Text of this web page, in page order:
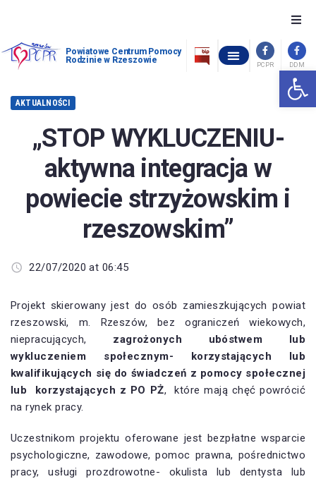
O nas
Chcę pomóc
Piecza zastępcza
Dofinansowania
Pomoc społeczna
Powiatowe Centrum Pomocy
Rodzinie w Rzeszowie
PCPR DDM
AKTUALNOŚCI
„STOP WYKLUCZENIU-
aktywna integracja w
powiecie strzyżowskim i
rzeszowskim”
22/07/2020 at 06:45
Projekt skierowany jest do osób zamieszkujących powiat
rzeszowski, m. Rzeszów, bez ograniczeń wiekowych,
niepracujących, zagrożonych ubóstwem lub
wykluczeniem społecznym- korzystających lub
kwalifikujących się do świadczeń z pomocy społecznej
lub korzystających z PO PŻ, które mają chęć powrócić
na rynek pracy.
Uczestnikom projektu oferowane jest bezpłatne wsparcie
psychologiczne, zawodowe, pomoc prawna, pośrednictwo
pracy, usługi prozdrowotne- okulista lub dentysta lub